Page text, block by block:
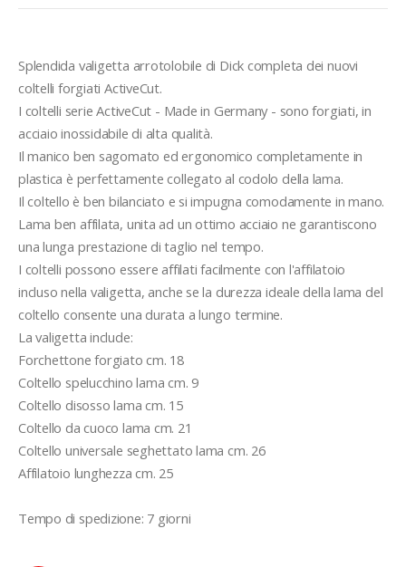
Splendida valigetta arrotolobile di Dick completa dei nuovi
coltelli forgiati ActiveCut.
I coltelli serie ActiveCut - Made in Germany - sono forgiati, in
acciaio inossidabile di alta qualità.
Il manico ben sagomato ed ergonomico completamente in
plastica è perfettamente collegato al codolo della lama.
Il coltello è ben bilanciato e si impugna comodamente in mano.
Lama ben affilata, unita ad un ottimo acciaio ne garantiscono
una lunga prestazione di taglio nel tempo.
I coltelli possono essere affilati facilmente con l'affilatoio
incluso nella valigetta, anche se la durezza ideale della lama del
coltello consente una durata a lungo termine.
La valigetta include:
Forchettone forgiato cm. 18
Coltello spelucchino lama cm. 9
Coltello disosso lama cm. 15
Coltello da cuoco lama cm. 21
Coltello universale seghettato lama cm. 26
Affilatoio lunghezza cm. 25
Tempo di spedizione: 7 giorni